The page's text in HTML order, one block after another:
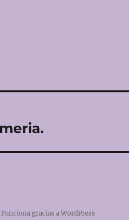
Funciona gracias a WordPress